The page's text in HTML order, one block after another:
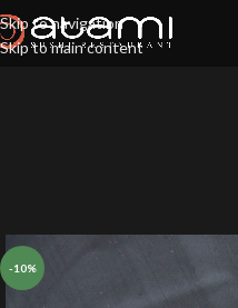
Skip to navigation
Skip to main content
-10%